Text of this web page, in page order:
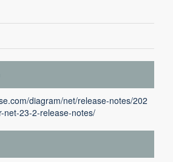
diagram/net/release-notes/202
net-23-2-release-notes/